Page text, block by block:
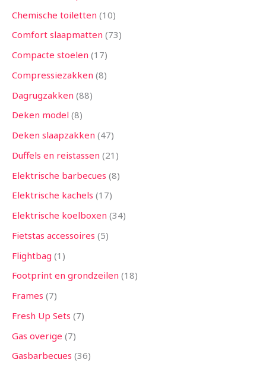
Chemische toiletten 10
Comfort slaapmatten 73
Compacte stoelen 17
Compressiezakken 8
Dagrugzakken 88
Deken model 8
Deken slaapzakken 47
Duffels en reistassen 21
Elektrische barbecues 8
Elektrische kachels 17
Elektrische koelboxen 34
Fietstas accessoires 5
Flightbag 1
Footprint en grondzeilen 18
Frames 7
Fresh Up Sets 7
Gas overige 7
Gasbarbecues 36